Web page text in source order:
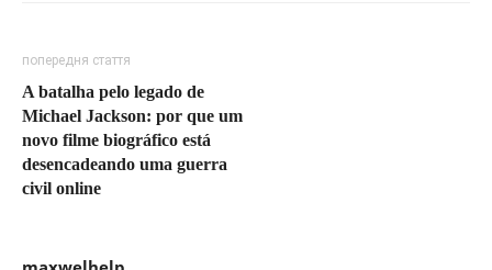
попередня стаття
A batalha pelo legado de
Michael Jackson: por que um
novo filme biográfico está
desencadeando uma guerra
civil online